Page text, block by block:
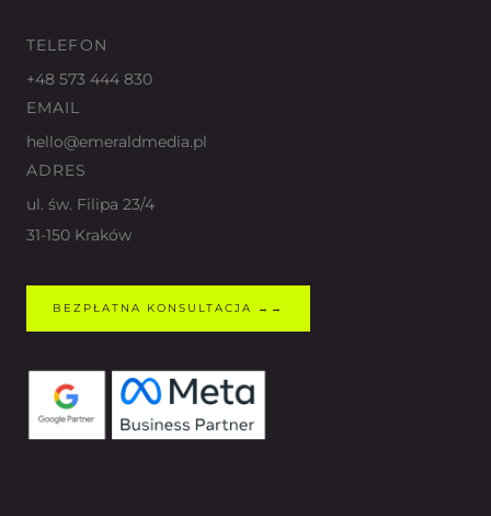
TELEFON
+48 573 444 830
EMAIL
hello@emeraldmedia.pl
ADRES
ul. św. Filipa 23/4
31-150 Kraków
BEZPŁATNA KONSULTACJA →